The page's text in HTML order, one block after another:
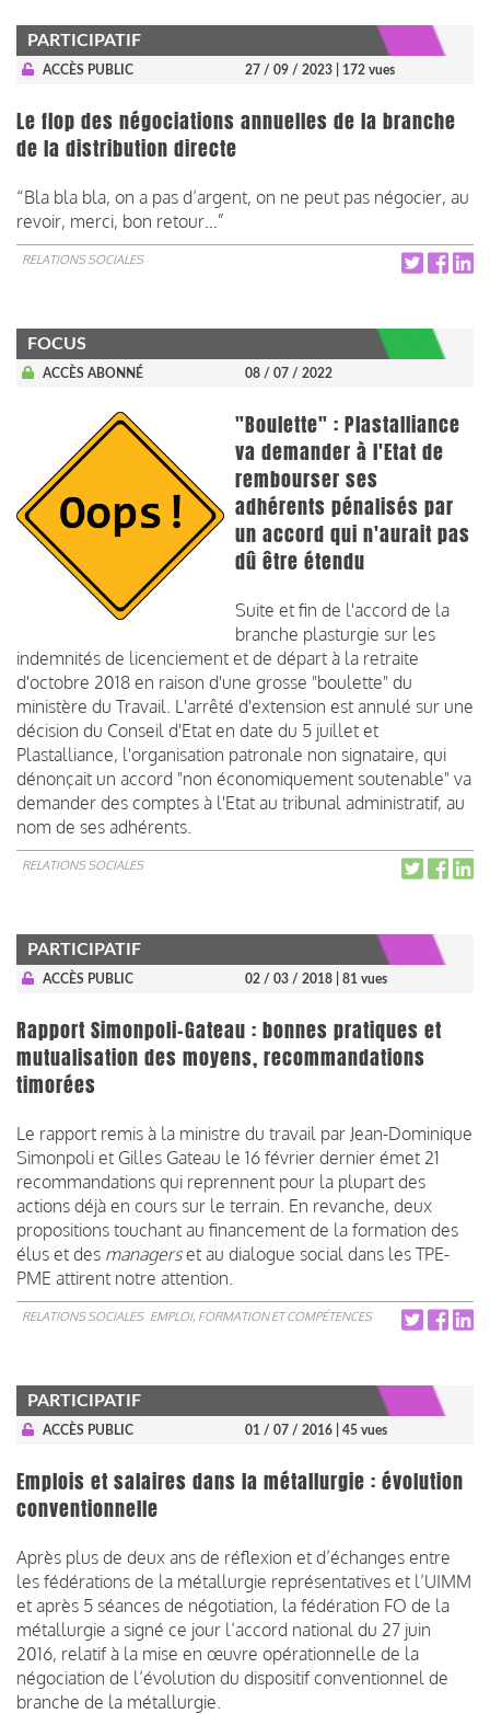
PARTICIPATIF
ACCÈS PUBLIC 27 / 09 / 2023 | 172 vues
Le flop des négociations annuelles de la branche
de la distribution directe
“Bla bla bla, on a pas d’argent, on ne peut pas négocier, au
revoir, merci, bon retour…”
RELATIONS SOCIALES
FOCUS
ACCÈS ABONNÉ 08 / 07 / 2022
"Boulette" : Plastalliance
va demander à l'Etat de
rembourser ses
adhérents pénalisés par
un accord qui n'aurait pas
dû être étendu
Suite et fin de l'accord de la
branche plasturgie sur les
indemnités de licenciement et de départ à la retraite
d'octobre 2018 en raison d'une grosse "boulette" du
ministère du Travail. L'arrêté d'extension est annulé sur une
décision du Conseil d'Etat en date du 5 juillet et
Plastalliance, l'organisation patronale non signataire, qui
dénonçait un accord "non économiquement soutenable" va
demander des comptes à l'Etat au tribunal administratif, au
nom de ses adhérents.
RELATIONS SOCIALES
PARTICIPATIF
ACCÈS PUBLIC 02 / 03 / 2018 | 81 vues
Rapport Simonpoli-Gateau : bonnes pratiques et
mutualisation des moyens, recommandations
timorées
Le rapport remis à la ministre du travail par Jean-Dominique
Simonpoli et Gilles Gateau le 16 février dernier émet 21
recommandations qui reprennent pour la plupart des
actions déjà en cours sur le terrain. En revanche, deux
propositions touchant au financement de la formation des
élus et des managerset au dialogue social dans les TPE-
PME attirent notre attention.
RELATIONS SOCIALES EMPLOI, FORMATION ET COMPÉTENCES
PARTICIPATIF
ACCÈS PUBLIC 01 / 07 / 2016 | 45 vues
Emplois et salaires dans la métallurgie : évolution
conventionnelle
Après plus de deux ans de réflexion et d’échanges entre
les fédérations de la métallurgie représentatives et l’UIMM
et après 5 séances de négotiation, la fédération FO de la
métallurgie a signé ce jour l’accord national du 27 juin
2016, relatif à la mise en œuvre opérationnelle de la
négociation de l’évolution du dispositif conventionnel de
branche de la métallurgie.